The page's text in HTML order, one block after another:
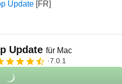
Update
Update für Mac
7.0.1